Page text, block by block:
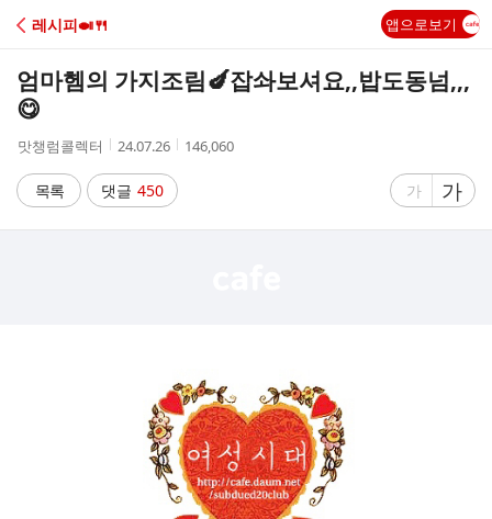
C
A
레시피🍛🍴 앱으로보기
엄마헴의 가지조림🍆잡솨보셔요,,밥도동넘,,,
😋
작
자
맛챙럼콜렉터
작
시
간
24.07.26
조
146,060
목록 댓글 450
글
가
글
자
가